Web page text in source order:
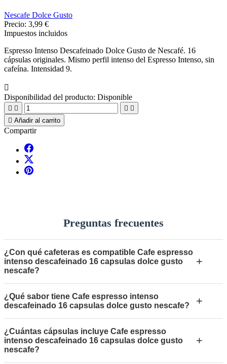
Nescafe Dolce Gusto
Precio: 3,99 €
Impuestos incluidos
Espresso Intenso Descafeinado Dolce Gusto de Nescafé. 16
cápsulas originales. Mismo perfil intenso del Espresso Intenso, sin
cafeína. Intensidad 9.

Disponibilidad del producto: Disponible
   
 Añadir al carrito
Compartir
Preguntas frecuentes
¿Con qué cafeteras es compatible Cafe espresso
intenso descafeinado 16 capsulas dolce gusto
nescafe?
+
¿Qué sabor tiene Cafe espresso intenso
descafeinado 16 capsulas dolce gusto nescafe?
+
¿Cuántas cápsulas incluye Cafe espresso
intenso descafeinado 16 capsulas dolce gusto
nescafe?
+